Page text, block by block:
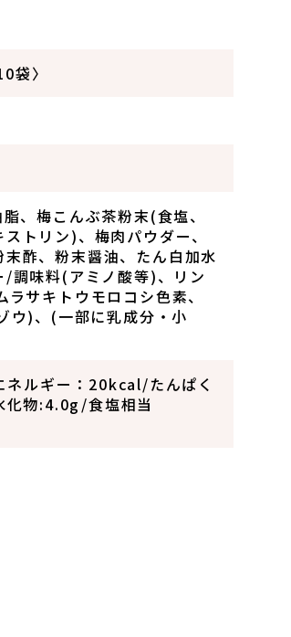
袋〉
、梅こんぶ茶粉末(食塩、
トリン)、梅肉パウダー、
酢、粉末醤油、たん白加水
調味料(アミノ酸等)、リン
サキトウモロコシ色素、
ウ)、(一部に乳成分・小
ルギー：20kcal/たんぱく
物:4.0g/食塩相当